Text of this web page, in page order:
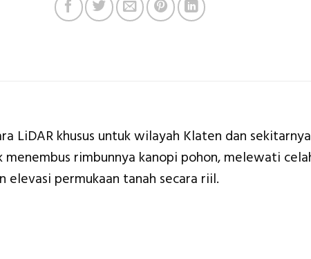
LiDAR khusus untuk wilayah Klaten dan
rimbunnya kanopi pohon, melewati
elevasi permukaan tanah secara riil.